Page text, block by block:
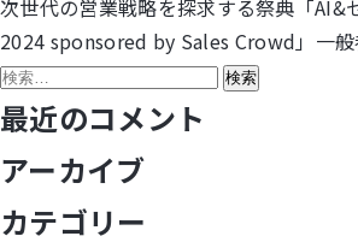
投
稿
ナ
ビ
ゲ
次世代の営業戦略を探求する祭典「AI&
2024 sponsored by Sales Crowd」一
検
索:
最近のコメント
アーカイブ
カテゴリー